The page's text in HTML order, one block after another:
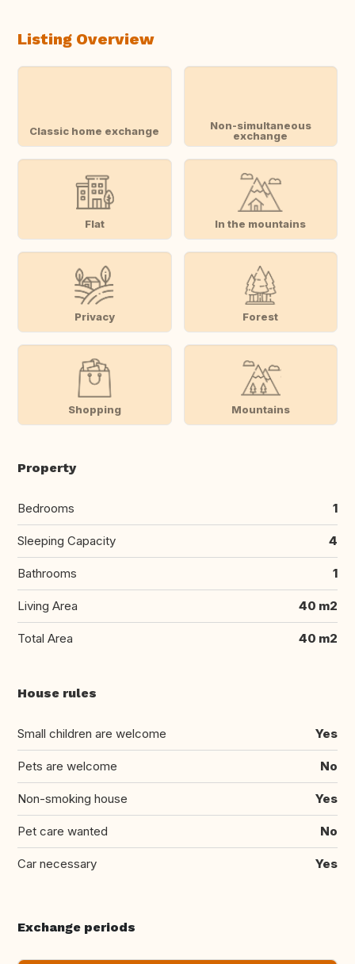
Listing Overview
Classic home exchange
Non-simultaneous
exchange
Flat In the mountains
Privacy Forest
Shopping Mountains
Property
Bedrooms 1
Sleeping Capacity 4
Bathrooms 1
Living Area 40 m2
Total Area 40 m2
House rules
Small children are welcome Yes
Pets are welcome No
Non-smoking house Yes
Pet care wanted No
Car necessary Yes
Exchange periods